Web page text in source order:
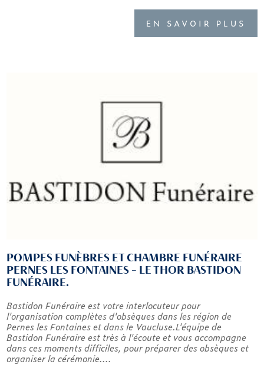
EN SAVOIR PLUS
POMPES FUNÈBRES ET CHAMBRE FUNÉRAIRE
PERNES LES FONTAINES - LE THOR BASTIDON
FUNÉRAIRE.
Bastidon Funéraire est votre interlocuteur pour
l'organisation complètes d'obsèques dans les région de
Pernes les Fontaines et dans le Vaucluse.L'équipe de
Bastidon Funéraire est très à l'écoute et vous accompagne
dans ces moments difficiles, pour préparer des obsèques et
organiser la cérémonie....